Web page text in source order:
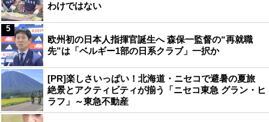
わけではない
欧州初の日本人指揮官誕生へ 森保一監督の“再就職
先”は「ベルギー1部の日系クラブ」一択か
5
[PR]楽しさいっぱい！北海道・ニセコで避暑の夏旅
絶景とアクティビティが揃う「ニセコ東急 グラン・ヒ
ラフ」～東急不動産